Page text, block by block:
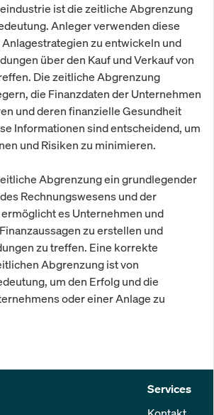
ist die zeitliche Abgrenzung
Anleger verwenden diese
zu entwickeln und
über den Kauf und Verkauf von
Die zeitliche Abgrenzung
die Finanzdaten der Unternehmen
und deren finanzielle Gesundheit
Informationen sind entscheidend, um
und Risiken zu minimieren.
Abgrenzung ein grundlegender
Rechnungswesens und der
es Unternehmen und
zu erstellen und
zu treffen. Eine korrekte
Abgrenzung ist von
um den Erfolg und die
oder einer Anlage zu
Services